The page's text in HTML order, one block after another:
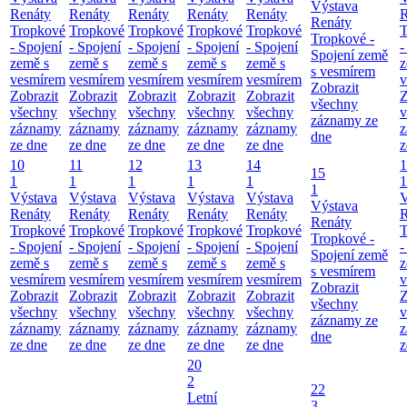
Renáty
Tropkové
- Spojení
země s
vesmírem
Zobrazit
všechny
záznamy
ze dne
Renáty
Tropkové
- Spojení
země s
vesmírem
Zobrazit
všechny
záznamy
ze dne
Renáty
Tropkové
- Spojení
země s
vesmírem
Zobrazit
všechny
záznamy
ze dne
Renáty
Tropkové
- Spojení
země s
vesmírem
Zobrazit
všechny
záznamy
ze dne
Renáty
Tropkové
- Spojení
země s
vesmírem
Zobrazit
všechny
záznamy
ze dne
Výstava
Renáty
Tropkové -
Spojení země
s vesmírem
Zobrazit
všechny
záznamy ze
dne
-
10
1
Výstava
Renáty
Tropkové
- Spojení
země s
vesmírem
Zobrazit
všechny
záznamy
ze dne
11
1
Výstava
Renáty
Tropkové
- Spojení
země s
vesmírem
Zobrazit
všechny
záznamy
ze dne
12
1
Výstava
Renáty
Tropkové
- Spojení
země s
vesmírem
Zobrazit
všechny
záznamy
ze dne
13
1
Výstava
Renáty
Tropkové
- Spojení
země s
vesmírem
Zobrazit
všechny
záznamy
ze dne
14
1
Výstava
Renáty
Tropkové
- Spojení
země s
vesmírem
Zobrazit
všechny
záznamy
ze dne
15
1
Výstava
Renáty
Tropkové -
Spojení země
s vesmírem
Zobrazit
všechny
záznamy ze
dne
1
-
20
2
Letní
22